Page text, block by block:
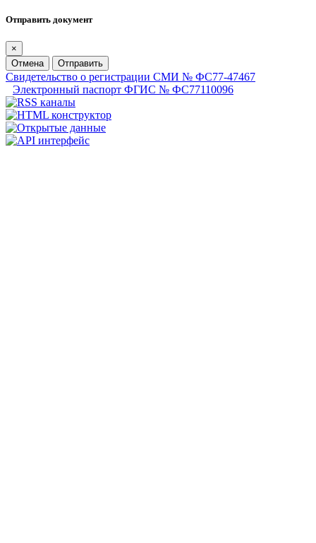
Отправить документ
×
Отмена
Отправить
Свидетельство о регистрации СМИ № ФС77-47467
Электронный паспорт ФГИС № ФС77110096